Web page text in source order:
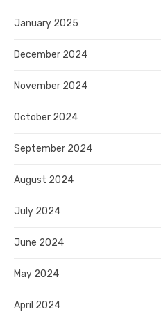
January 2025
December 2024
November 2024
October 2024
September 2024
August 2024
July 2024
June 2024
May 2024
April 2024